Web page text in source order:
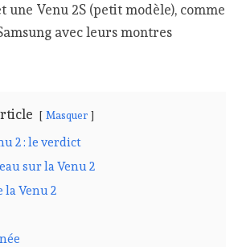
une Venu 2S (petit modèle), comme
avec leurs montres
Masquer
2 : le verdict
sur la Venu 2
la Venu 2